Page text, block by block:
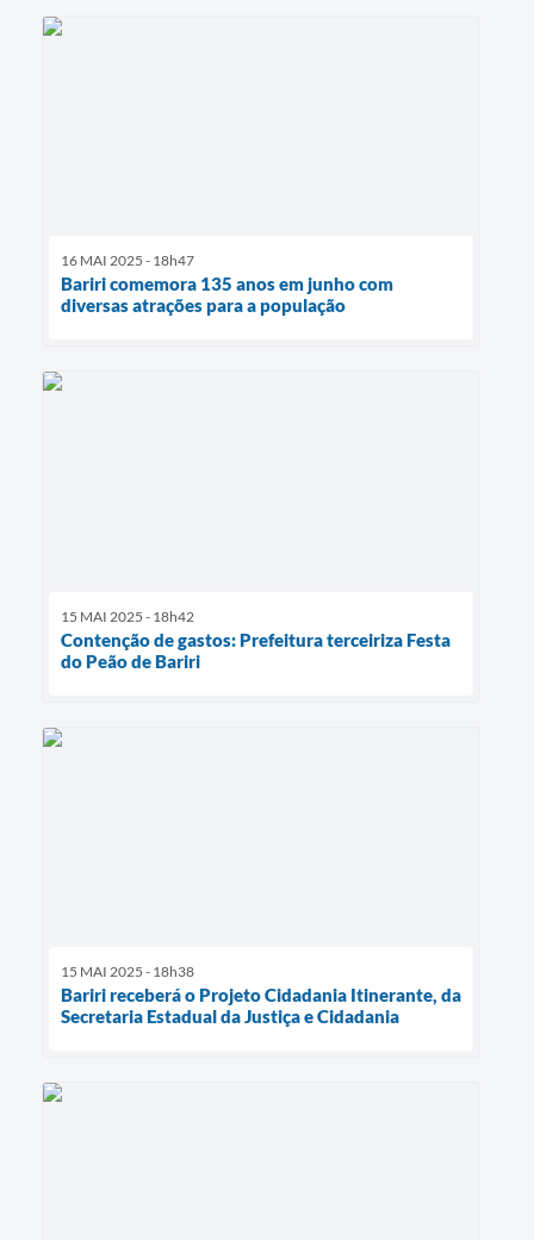
16 MAI 2025 - 18h47
Bariri comemora 135 anos em junho com
diversas atrações para a população
15 MAI 2025 - 18h42
Contenção de gastos: Prefeitura terceiriza Festa
do Peão de Bariri
15 MAI 2025 - 18h38
Bariri receberá o Projeto Cidadania Itinerante, da
Secretaria Estadual da Justiça e Cidadania